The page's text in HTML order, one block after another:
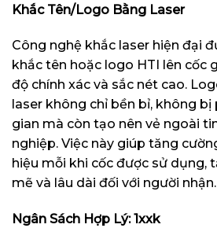
Khắc Tên/Logo Bằng Laser
Công nghệ khắc laser hiện đại
khắc tên hoặc logo HTI lên cốc
độ chính xác và sắc nét cao.
laser không chỉ bền bỉ, không
gian mà còn tạo nên vẻ ngoài
nghiệp. Việc này giúp tăng
hiệu mỗi khi cốc được sử dụng,
mẽ và lâu dài đối với người nhận.
Ngân Sách Hợp Lý: 1xxk